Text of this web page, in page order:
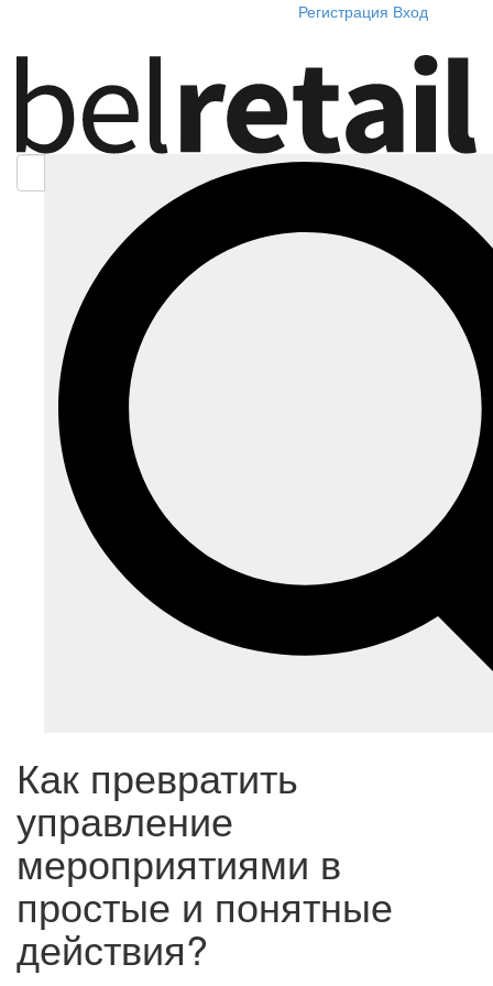
Регистрация Вход
Как превратить
управление
мероприятиями в
простые и понятные
действия?